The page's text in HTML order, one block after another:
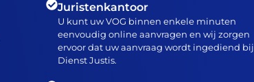
Juristenkantoor
U kunt uw VOG binnen enkele minuten
eenvoudig online aanvragen en wij zorgen
ervoor dat uw aanvraag wordt ingediend bij
Dienst Justis.